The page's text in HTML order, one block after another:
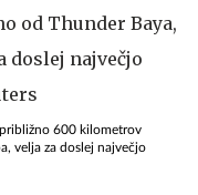
600 kilometrov
velja za doslej največjo